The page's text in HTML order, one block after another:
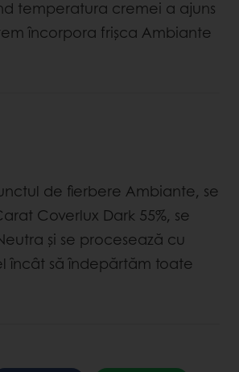
temperatura cremei a ajuns
încorpora frișca Ambiante
de fierbere Ambiante, se
Coverlux Dark 55%, se
şi se procesează cu
încât să îndepărtăm toate